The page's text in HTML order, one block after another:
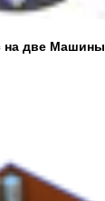
на две Машины